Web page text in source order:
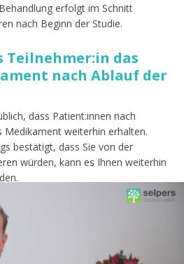
erfolgt im Schnitt
nach Beginn der Studie.
Teilnehmer:in das
nach Ablauf der
dass Patient:innen nach
Medikament weiterhin erhalten.
bestätigt, dass Sie von der
würden, kann es Ihnen weiterhin
die für sie passenden Kurse